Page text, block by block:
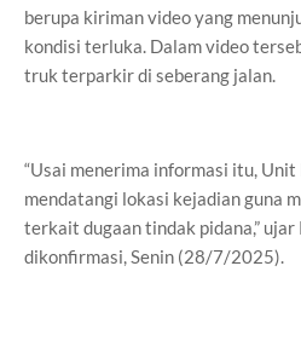
berupa kiriman video yang
kondisi terluka. Dalam video
truk terparkir di seberang jalan.
“Usai menerima informasi itu, Unit
mendatangi lokasi kejadian guna
terkait dugaan tindak pidana,”
dikonfirmasi, Senin (28/7/2025).